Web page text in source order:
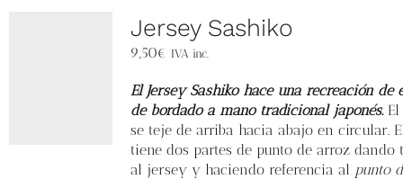
Jersey Sashiko
9,50€ IVA inc.
El Jersey Sashiko hace una recreación de
de bordado a mano tradicional japonés.El
se teje de arriba hacia abajo en circular.
tiene dos partes de punto de arroz dando
al jersey y haciendo referencia al punto